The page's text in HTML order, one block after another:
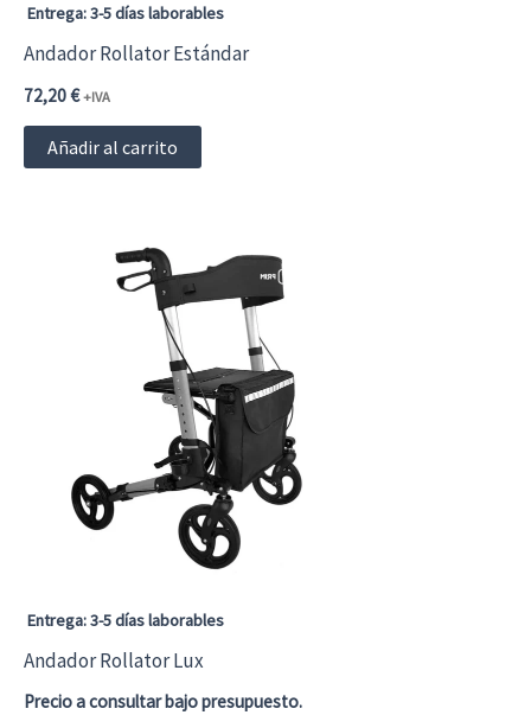
Entrega: 3-5 días laborables
Andador Rollator Estándar
72,20€ +IVA
Añadir al carrito
Entrega: 3-5 días laborables
Andador Rollator Lux
Precio a consultar bajo presupuesto.